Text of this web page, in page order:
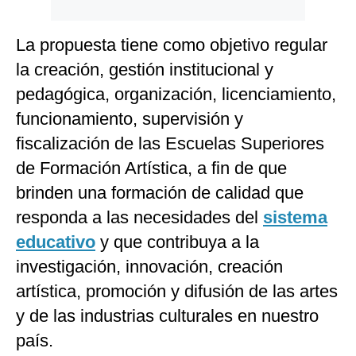
La propuesta tiene como objetivo regular
la creación, gestión institucional y
pedagógica, organización, licenciamiento,
funcionamiento, supervisión y
fiscalización de las Escuelas Superiores
de Formación Artística, a fin de que
brinden una formación de calidad que
responda a las necesidades del sistema
educativo y que contribuya a la
investigación, innovación, creación
artística, promoción y difusión de las artes
y de las industrias culturales en nuestro
país.